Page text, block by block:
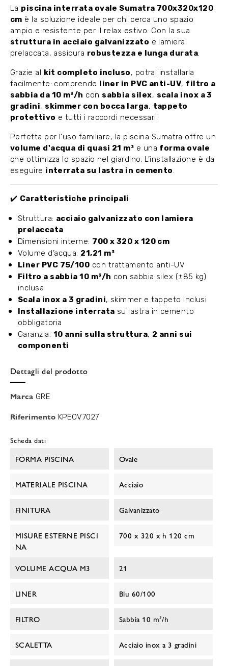
La piscina interrata ovale Sumatra 700x320x120
cm è la soluzione ideale per chi cerca uno spazio
ampio e resistente per il relax estivo. Con la sua
struttura in acciaio galvanizzato e lamiera
prelaccata, assicura robustezza e lunga durata.
Grazie al kit completo incluso, potrai installarla
facilmente: comprende liner in PVC anti-UV, filtro a
sabbia da 10 m³/h con sabbia silex, scala inox a 3
gradini, skimmer con bocca larga, tappeto
protettivo e tutti i raccordi necessari.
Perfetta per l’uso familiare, la piscina Sumatra offre un
volume d'acqua di quasi 21 m³ e una forma ovale
che ottimizza lo spazio nel giardino. L’installazione è da
eseguire interrata su lastra in cemento.
✔️ Caratteristiche principali:
Struttura: acciaio galvanizzato con lamiera
prelaccata
Dimensioni interne: 700 x 320 x 120 cm
Volume d’acqua: 21,21 m³
Liner PVC 75/100 con trattamento anti-UV
Filtro a sabbia 10 m³/h con sabbia silex (±85 kg)
inclusa
Scala inox a 3 gradini, skimmer e tappeto inclusi
Installazione interrata su lastra in cemento
obbligatoria
Garanzia: 10 anni sulla struttura, 2 anni sui
componenti
Dettagli del prodotto
Marca GRE
Riferimento KPEOV7027
Scheda dati
FORMA PISCINA Ovale
MATERIALE PISCINA Acciaio
FINITURA Galvanizzato
MISURE ESTERNE PISCI
NA
700 x 320 x h 120 cm
VOLUME ACQUA M3 21
LINER Blu 60/100
FILTRO Sabbia 10 m³/h
SCALETTA Acciaio inox a 3 gradini